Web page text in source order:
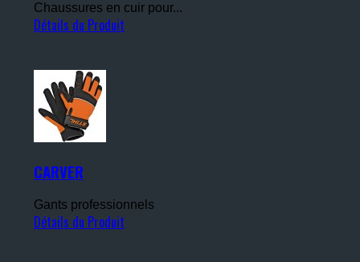
Chaussures en cuir pour...
Détails du Produit
CARVER
Gants professionnels
Détails du Produit